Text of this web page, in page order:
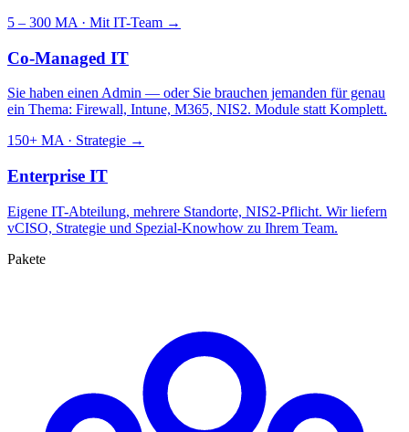
5 – 300 MA · Mit IT-Team →
Co-Managed IT
Sie haben einen Admin — oder Sie brauchen jemanden für genau
ein Thema: Firewall, Intune, M365, NIS2. Module statt Komplett.
150+ MA · Strategie →
Enterprise IT
Eigene IT-Abteilung, mehrere Standorte, NIS2-Pflicht. Wir liefern
vCISO, Strategie und Spezial-Knowhow zu Ihrem Team.
Pakete